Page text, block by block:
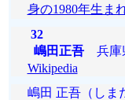
身の1980年生ま
32
嶋田正吾兵庫
Wikipedia
嶋田 正吾（しま